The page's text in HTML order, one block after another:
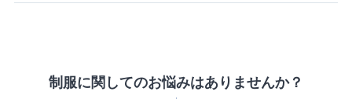
制服に関してのお悩みはありませんか？